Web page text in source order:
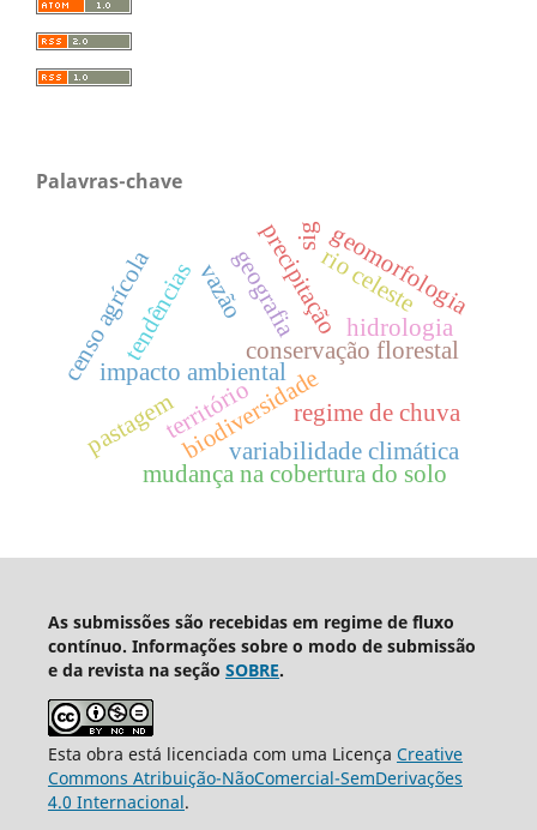
Palavras-chave
conservação florestal
impacto ambiental
censo agrícola
biodiversidade
mudança na cobertura do solo
rio celeste
tendências precipitação
vazão geomorfologia
hidrologia
regime de chuva
variabilidade climática
território
pastagem
geografia
sig
As submissões são recebidas em regime de fluxo
contínuo. Informações sobre o modo de submissão
e da revista na seção SOBRE.
Esta obra está licenciada com uma Licença Creative
Commons Atribuição-NãoComercial-SemDerivações
4.0 Internacional.